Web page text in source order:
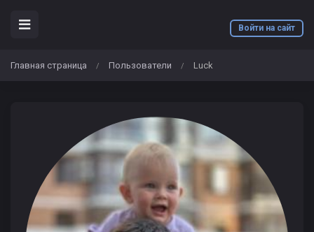
Войти на сайт
Главная страница / Пользователи / Luck